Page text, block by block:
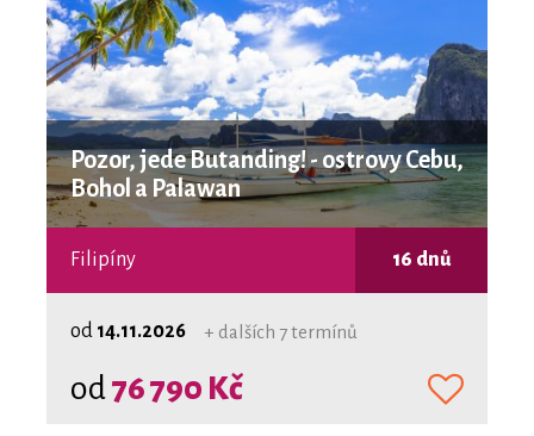
Pozor, jede Butanding! - ostrovy Cebu,
Bohol a Palawan
Filipíny 16 dnů
od 14.11.2026 + dalších 7 termínů
od76 790 Kč